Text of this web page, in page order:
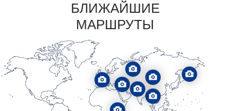
БЛИЖАЙШИЕ
МАРШРУТЫ